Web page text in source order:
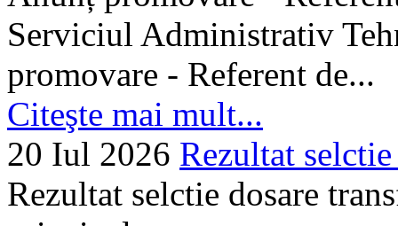
Serviciul Administrativ
promovare - Referent de...
Citeşte mai mult...
20 Iul 2026 Rezultat
Rezultat selctie dosare